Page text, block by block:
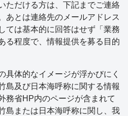
ただける方は、下記までご連絡
あとは連絡先のメールアドレス
ては基本的に回答はせず「業務
る程度で、情報提供を募る目的
体的なイメージが浮かびにく
島及び日本海呼称に関する情報
務省HP内のページが含まれて
島または日本海呼称に関し、我